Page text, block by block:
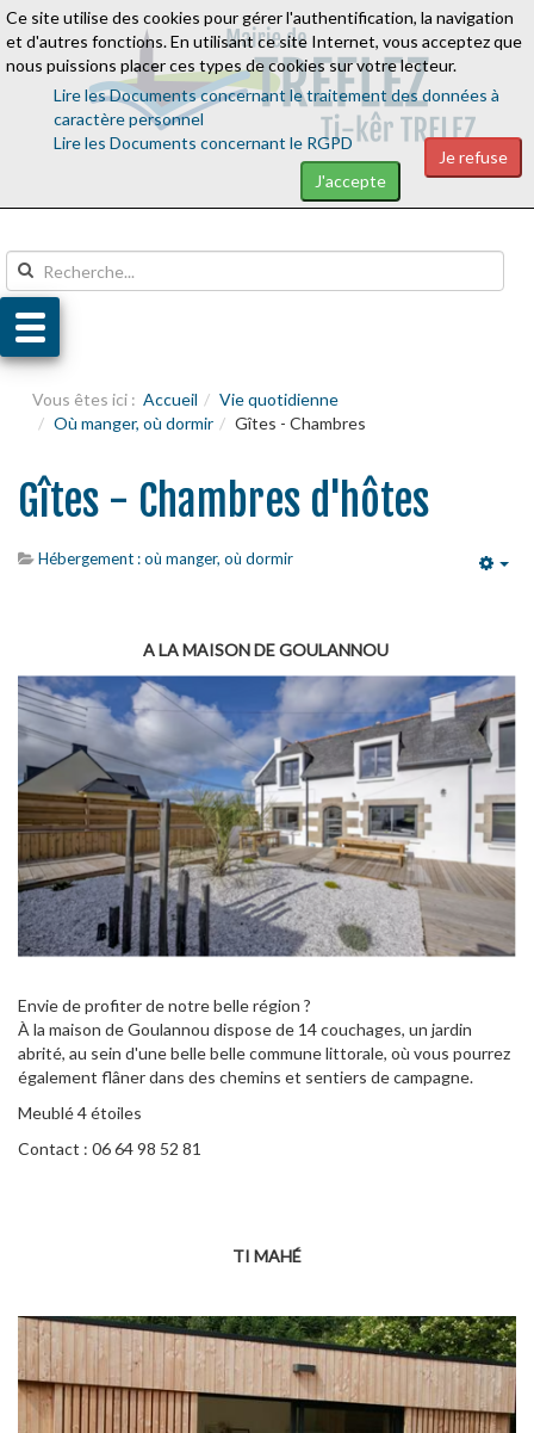
Aller au contenu Aller au menu
Vous êtes ici : Accueil
Vie quotidienne
Où manger, où dormir
Gîtes - Chambres
Gîtes - Chambres d'hôtes
Hébergement : où manger, où dormir
A LA MAISON DE GOULANNOU
Envie de profiter de notre belle région ?
À la maison de Goulannou dispose de 14 couchages, un jardin
abrité, au sein d'une belle belle commune littorale, où vous pourrez
également flâner dans des chemins et sentiers de campagne.
Meublé 4 étoiles
Contact : 06 64 98 52 81
TI MAHÉ
Ce site utilise des cookies pour gérer l'authentification, la navigation
et d'autres fonctions. En utilisant ce site Internet, vous acceptez que
nous puissions placer ces types de cookies sur votre lecteur.
Lire les Documents concernant le traitement des données à
caractère personnel
Lire les Documents concernant le RGPD
Je refuse
J'accepte